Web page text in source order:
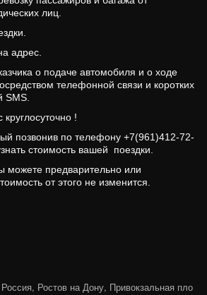
лиц.
адрес.
о подаче автомобиля и о ходе
телефонной связи и коротких
SMS.
!
позвонив по телефону +7(961)412-72-
стоимость вашей  поездки.
можете предварительно или
от этого не изменится.
Россия, Ростов на Дону, Привокзальная пло